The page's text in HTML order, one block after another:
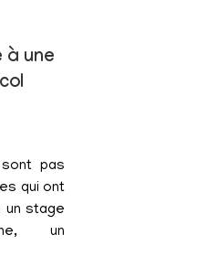
à une
pas
qui ont
un stage
un